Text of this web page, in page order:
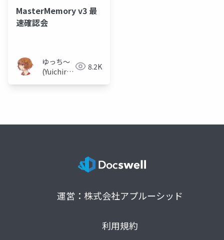
MasterMemory v3 最
速確認会
ゆっち〜
(Yuichiro
8.2K
運営：株式会社アプルーシッド
利用規約